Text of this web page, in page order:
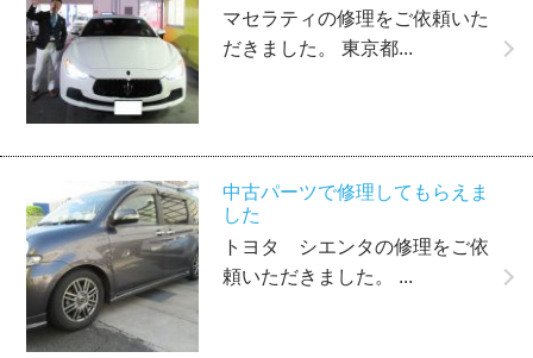
マセラティの修理をご依頼いた
だきました。 東京都...
中古パーツで修理してもらえま
した
トヨタ シエンタの修理をご依
頼いただきました。 ...